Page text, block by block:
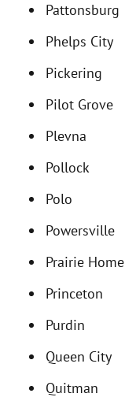
Pattonsburg
Phelps City
Pickering
Pilot Grove
Plevna
Pollock
Polo
Powersville
Prairie Home
Princeton
Purdin
Queen City
Quitman